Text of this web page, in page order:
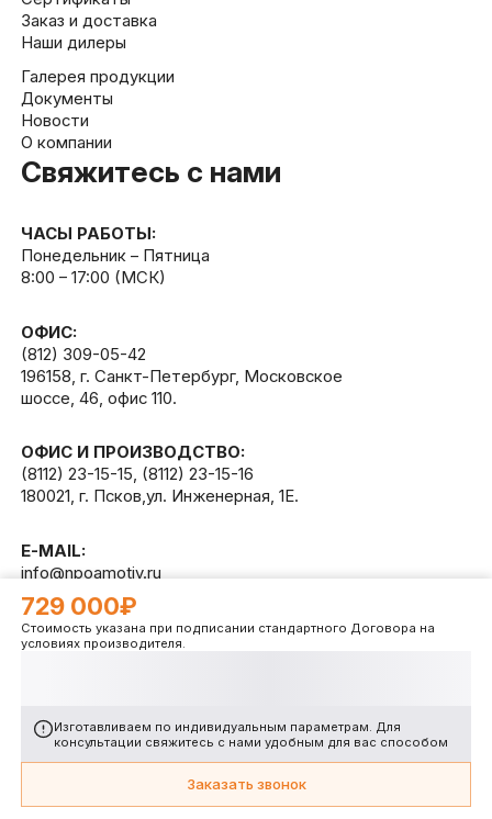
729 000₽
Стоимость указана при подписании стандартного Договора на
условиях производителя.
Изготавливаем по индивидуальным параметрам. Для
консультации свяжитесь с нами удобным для вас способом
Заказать звонок
Заказ и доставка
Наши дилеры
Галерея продукции
Документы
Новости
О компании
Свяжитесь с нами
ЧАСЫ РАБОТЫ:
Понедельник – Пятница
8:00 – 17:00 (МСК)
ОФИС:
(812) 309-05-42
196158, г. Санкт-Петербург, Московское
шоссе, 46, офис 110.
ОФИС И ПРОИЗВОДСТВО:
(8112) 23-15-15, (8112) 23-15-16
180021, г. Псков,ул. Инженерная, 1Е.
E-MAIL:
info@npoamotiv.ru
Разработано вWEBCETERA